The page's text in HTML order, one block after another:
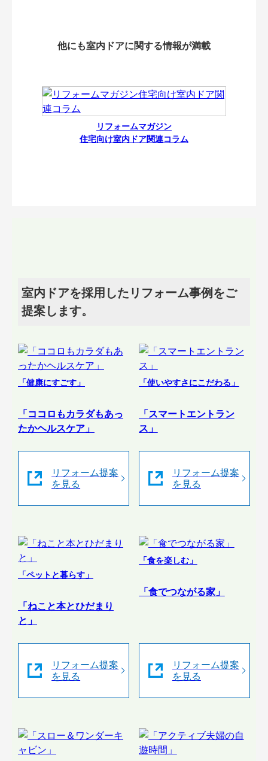
他にも室内ドアに関する情報が満載
リフォームマガジン
住宅向け室内ドア関連コラム
室内ドアを採用したリフォーム事例をご
提案します。
「健康にすごす」
「ココロもカラダもあっ
たかヘルスケア」
リフォーム提案
を見る
「使いやすさにこだわる」
「スマートエントラン
ス」
リフォーム提案
を見る
「ペットと暮らす」
「ねこと本とひだまり
と」
リフォーム提案
を見る
「食を楽しむ」
「食でつながる家」
リフォーム提案
を見る